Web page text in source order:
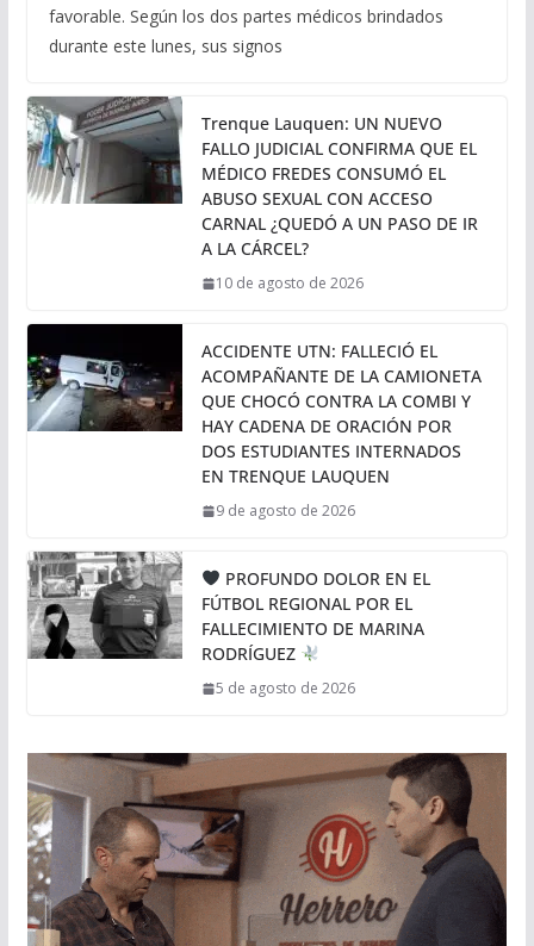
favorable. Según los dos partes médicos brindados
durante este lunes, sus signos
Trenque Lauquen: UN NUEVO
FALLO JUDICIAL CONFIRMA QUE EL
MÉDICO FREDES CONSUMÓ EL
ABUSO SEXUAL CON ACCESO
CARNAL ¿QUEDÓ A UN PASO DE IR
A LA CÁRCEL?
10 de agosto de 2026
ACCIDENTE UTN: FALLECIÓ EL
ACOMPAÑANTE DE LA CAMIONETA
QUE CHOCÓ CONTRA LA COMBI Y
HAY CADENA DE ORACIÓN POR
DOS ESTUDIANTES INTERNADOS
EN TRENQUE LAUQUEN
9 de agosto de 2026
PROFUNDO DOLOR EN EL
FÚTBOL REGIONAL POR EL
FALLECIMIENTO DE MARINA
RODRÍGUEZ
5 de agosto de 2026